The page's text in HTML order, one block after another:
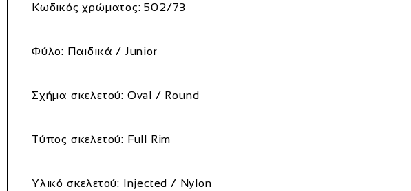
Κωδικός χρώματος: 502/73
Φύλο: Παιδικά / Junior
Σχήμα σκελετού: Oval / Round
Τύπος σκελετού: Full Rim
Υλικό σκελετού: Injected / Nylon